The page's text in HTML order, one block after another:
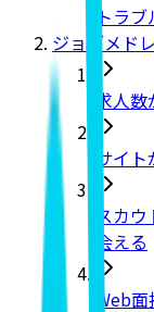
トラ
ジョブメド
求人
サイ
スカ
会える
Web